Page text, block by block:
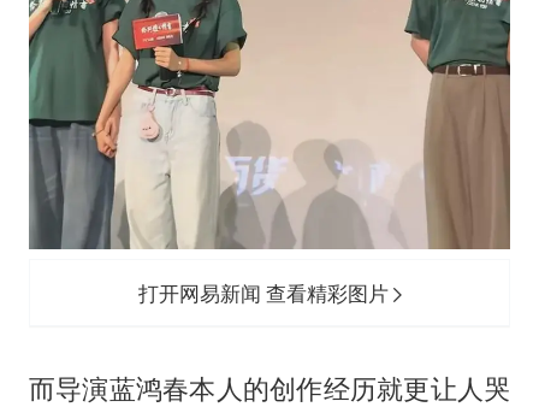
打开网易新闻 查看精彩图片
而导演蓝鸿春本人的创作经历就更让人哭